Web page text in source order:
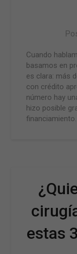
Cuando
basamos en
es clara: más
con crédito
número hay
hizo posible
estas